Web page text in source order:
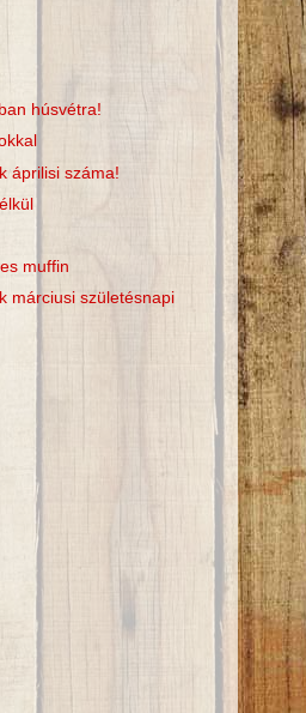
húsvétra!
áprilisi száma!
muffin
márciusi születésnapi